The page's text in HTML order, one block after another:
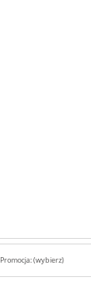
Promocja: (wybierz)